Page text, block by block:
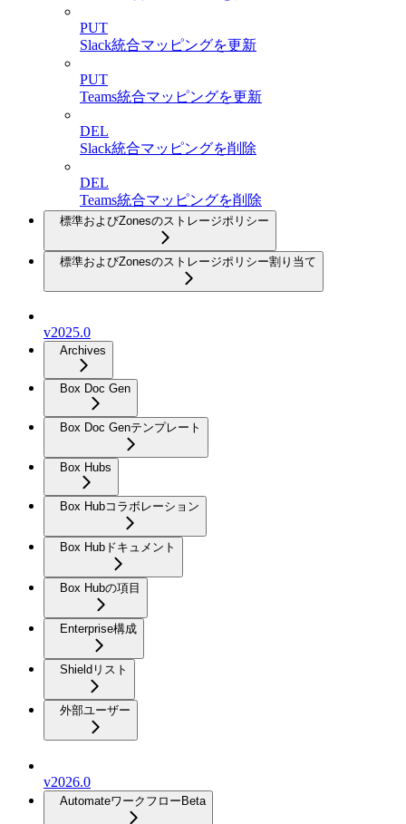
PUT
Slack統合マッピングを更新
PUT
Teams統合マッピングを更新
DEL
Slack統合マッピングを削除
DEL
Teams統合マッピングを削除
標準およびZonesのストレージポリシー
標準およびZonesのストレージポリシー割り当て
v2025.0
Archives
Box Doc Gen
Box Doc Genテンプレート
Box Hubs
Box Hubコラボレーション
Box Hubドキュメント
Box Hubの項目
Enterprise構成
Shieldリスト
外部ユーザー
v2026.0
Automateワークフロー Beta